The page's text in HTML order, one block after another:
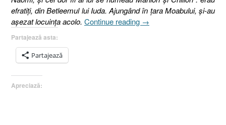
efratiţi, din Betleemul lui Iuda.Ajungând în ţara Moabului, şi-au
aşezat locuinţa acolo. Continue reading „Modelul
→
Partajează asta:
Partajează
Apreciază: